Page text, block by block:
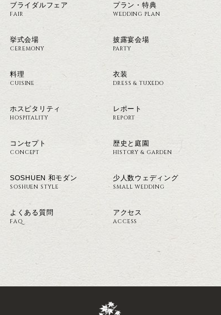
ブライダルフェア
FAIR
プラン・特典
WEDDING PLAN
挙式会場
CEREMONY
披露宴会場
PARTY
料理
CUISINE
衣装
DRESS & TUXEDO
ホスピタリティ
HOSPITALITY
レポート
REPORT
コンセプト
CONCEPT
歴史と庭園
HISTORY & GARDEN
SOSHUEN 和モダン
SOSHUEN STYLE
少人数ウェディング
SMALL WEDDING
よくある質問
FAQ
アクセス
ACCESS